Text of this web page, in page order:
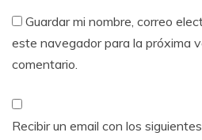
Guardar mi nombre, correo
este navegador para la próxima
comentario.
Recibir un email con los